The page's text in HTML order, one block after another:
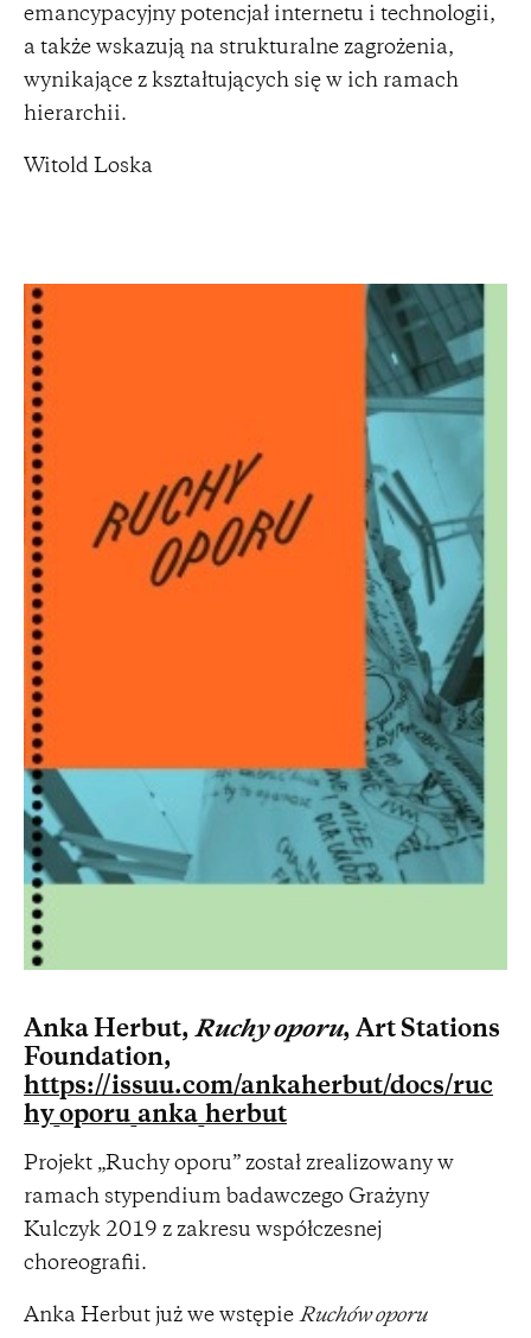
emancypacyjny potencjał internetu i technologii,
a także wskazują na strukturalne zagrożenia,
wynikające z kształtujących się w ich ramach
hierarchii.
Witold Loska
Anka Herbut, Ruchy oporu, Art Stations
Foundation,
https://issuu.com/ankaherbut/docs/ruc
hy_oporu_anka_herbut
Projekt „Ruchy oporu” został zrealizowany w
ramach stypendium badawczego Grażyny
Kulczyk 2019 z zakresu współczesnej
choreografii.
Anka Herbut już we wstępie Ruchów oporu